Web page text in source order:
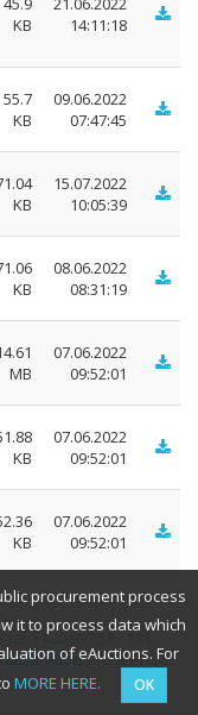
KB
14:11:18
55.7
KB
09.06.2022
07:47:45
KB
15.07.2022
10:05:39
KB
08.06.2022
08:31:19
MB
07.06.2022
09:52:01
KB
07.06.2022
09:52:01
KB
07.06.2022
09:52:01
tel: +420 597 587 111,
| JOSEPHINE
procurement process
it to process data which
of eAuctions. For
MORE HERE. OK